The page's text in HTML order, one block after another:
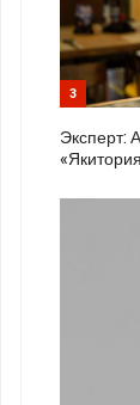
3
Эксперт: